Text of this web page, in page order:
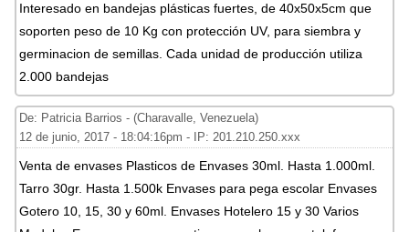
Interesado en bandejas plásticas fuertes, de 40x50x5cm que
soporten peso de 10 Kg con protección UV, para siembra y
germinacion de semillas. Cada unidad de producción utiliza
2.000 bandejas
De: Patricia Barrios - (Charavalle, Venezuela)
12 de junio, 2017 - 18:04:16pm - IP: 201.210.250.xxx
Venta de envases Plasticos de Envases 30ml. Hasta 1.000ml.
Tarro 30gr. Hasta 1.500k Envases para pega escolar Envases
Gotero 10, 15, 30 y 60ml. Envases Hotelero 15 y 30 Varios